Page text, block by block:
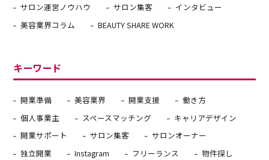
サロン運営ノウハウ
サロン集客
インタビュー
美容業界コラム
BEAUTY SHARE WORK
キーワード
開業準備 美容業界 開業支援
働き方
個人事業主
スペースマッチング
キャリアデザイン
開業サポート
サロン集客
サロンオーナー
独立開業
Instagram フリーランス
物件探し